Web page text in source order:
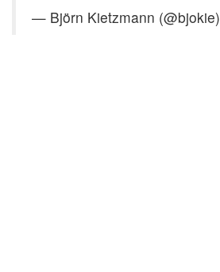
— Björn Kietzmann (@bjokie)